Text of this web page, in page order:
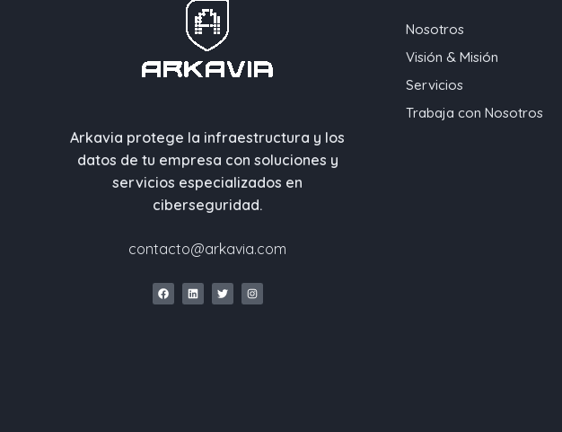
Arkavia protege la infraestructura y los
datos de tu empresa con soluciones y
servicios especializados en
ciberseguridad.
contacto@arkavia.com
Nosotros
Visión & Misión
Servicios
Trabaja con Nosotros